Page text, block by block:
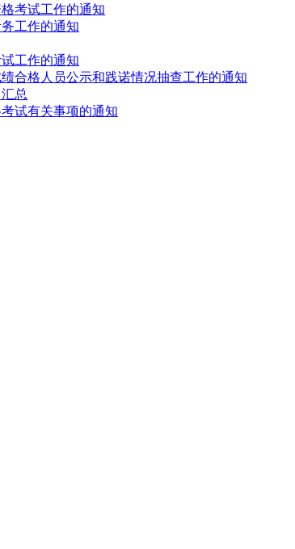
考试工作的通知
工作的通知
工作的通知
合格人员公示和践诺情况抽查工作的通知
总
试有关事项的通知